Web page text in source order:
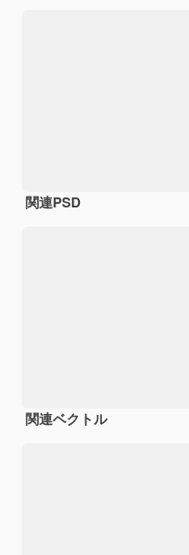
関連PSD
関連ベクトル